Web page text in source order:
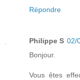
Répondre
Philippe S 02/
Bonjour.
Vous êtes